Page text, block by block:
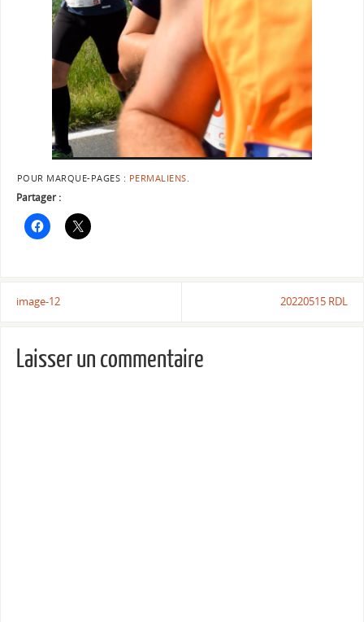
POUR MARQUE-PAGES : PERMALIENS.
Partager :
image-12 20220515 RDL
Laisser un commentaire